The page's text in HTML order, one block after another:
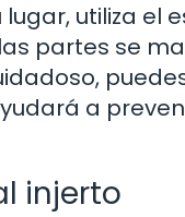
lugar, utiliza
partes se
a
injerto